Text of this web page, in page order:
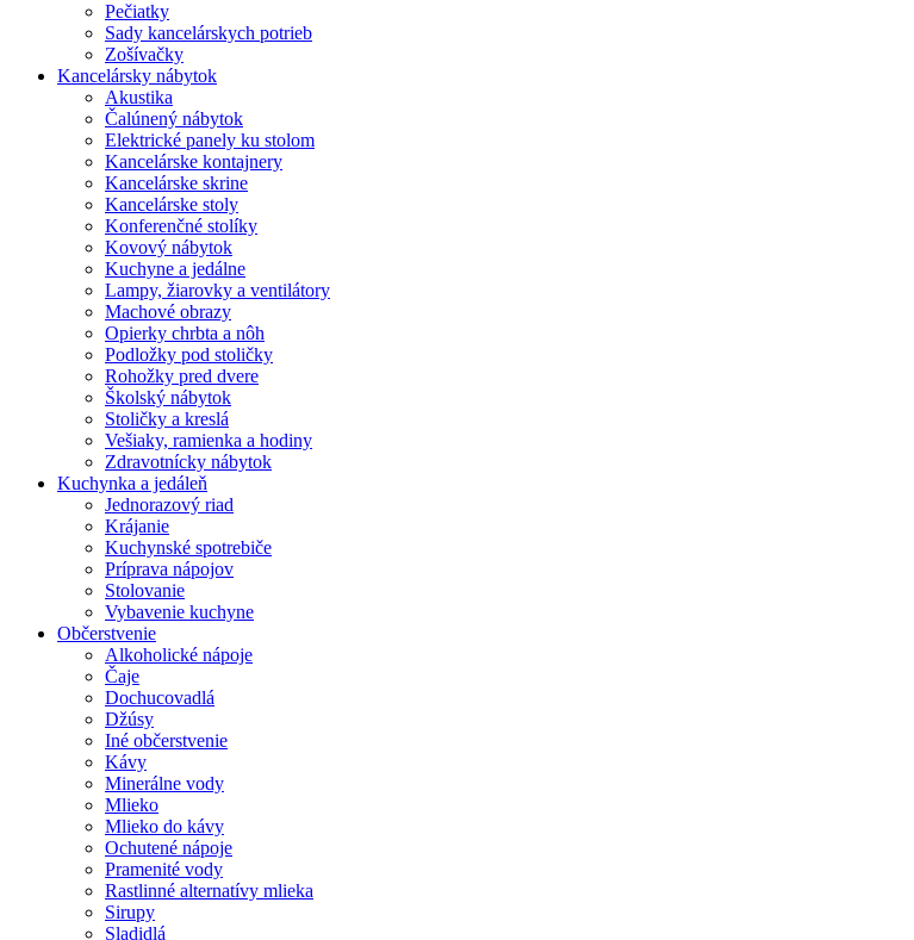
Pečiatky
Sady kancelárskych potrieb
Zošívačky
Kancelársky nábytok
Akustika
Čalúnený nábytok
Elektrické panely ku stolom
Kancelárske kontajnery
Kancelárske skrine
Kancelárske stoly
Konferenčné stolíky
Kovový nábytok
Kuchyne a jedálne
Lampy, žiarovky a ventilátory
Machové obrazy
Opierky chrbta a nôh
Podložky pod stoličky
Rohožky pred dvere
Školský nábytok
Stoličky a kreslá
Vešiaky, ramienka a hodiny
Zdravotnícky nábytok
Kuchynka a jedáleň
Jednorazový riad
Krájanie
Kuchynské spotrebiče
Príprava nápojov
Stolovanie
Vybavenie kuchyne
Občerstvenie
Alkoholické nápoje
Čaje
Dochucovadlá
Džúsy
Iné občerstvenie
Kávy
Minerálne vody
Mlieko
Mlieko do kávy
Ochutené nápoje
Pramenité vody
Rastlinné alternatívy mlieka
Sirupy
Sladidlá